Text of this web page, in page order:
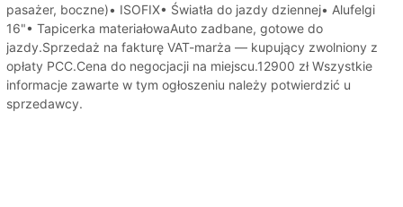
pasażer, boczne)• ISOFIX• Światła do jazdy dziennej• Alufelgi
16"• Tapicerka materiałowaAuto zadbane, gotowe do
jazdy.Sprzedaż na fakturę VAT-marża — kupujący zwolniony z
opłaty PCC.Cena do negocjacji na miejscu.12900 zł Wszystkie
informacje zawarte w tym ogłoszeniu należy potwierdzić u
sprzedawcy.